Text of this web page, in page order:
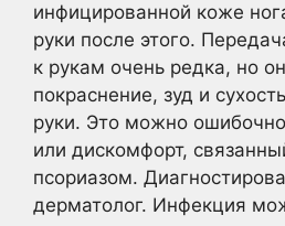
инфицированной коже
руки после этого.
к рукам очень редка, но
покраснение, зуд и
руки. Это можно
или дискомфорт,
псориазом.
дерматолог. Инфекция